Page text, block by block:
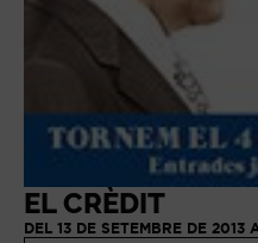
EL CRÈDIT
DEL 13 DE SETEMBRE DE